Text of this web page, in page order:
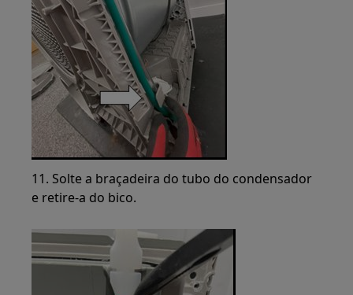
11. Solte a braçadeira do tubo do condensador
e retire-a do bico.